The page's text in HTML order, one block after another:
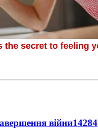
війни14284